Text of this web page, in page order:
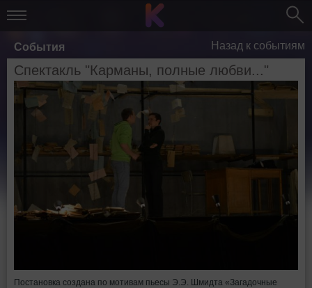
События Назад к событиям
Спектакль "Карманы, полные любви..."
Постановка создана по мотивам пьесы Э.Э. Шмидта «Загадочные